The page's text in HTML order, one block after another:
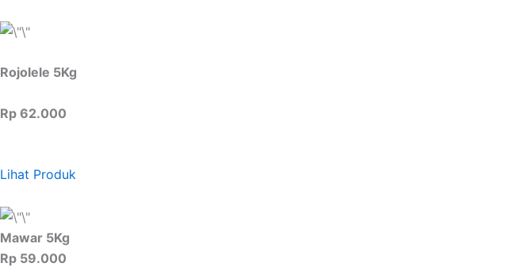
Rojolele 5Kg
Rp 62.000
Lihat Produk
Mawar 5Kg
Rp 59.000